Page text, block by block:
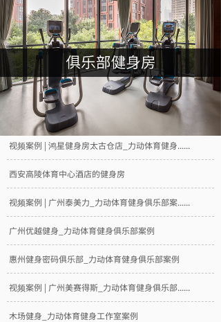
视频案例 | 鸿星健身房太古仓店_力动体育健身......
西安高陵体育中心酒店的健身房
视频案例 | 广州泰美力_力动体育健身俱乐部案......
广州优越健身_力动体育健身俱乐部案例
惠州健身密码俱乐部_力动体育健身俱乐部案例
视频案例 | 广州美赛得斯_力动体育健身俱乐部......
木场健身_力动体育健身工作室案例